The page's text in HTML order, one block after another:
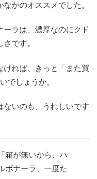
かのオススメでした。
ーラは、濃厚なのにクド
です。
ければ、きっと「また買
でしょうか。
ないのも、うれしいです
箱が無いから、ハ
ボナーラ、一度た